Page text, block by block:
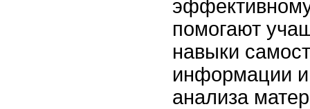
помогают
навыки
информации и
анализа